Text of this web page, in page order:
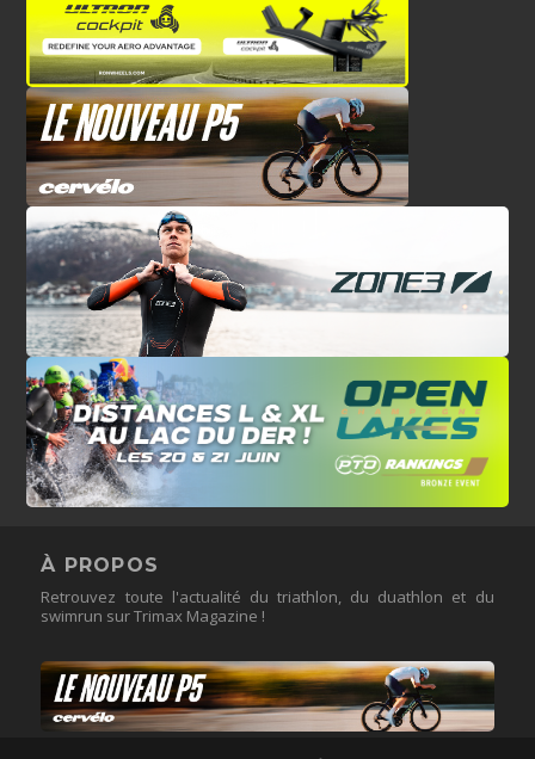
À PROPOS
Retrouvez toute l'actualité du triathlon, du duathlon et du
swimrun sur Trimax Magazine !